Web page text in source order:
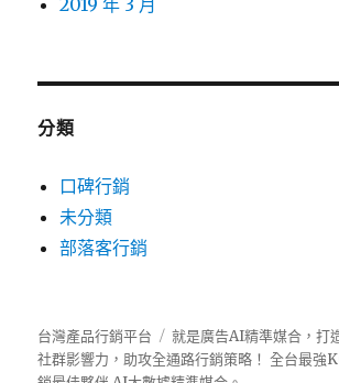
2019 年 3 月
分類
口碑行銷
未分類
部落客行銷
台灣產品行銷平台
就是廣告AI精準媒合，打
社群影響力，助攻全通路行銷策略！ 全台最強